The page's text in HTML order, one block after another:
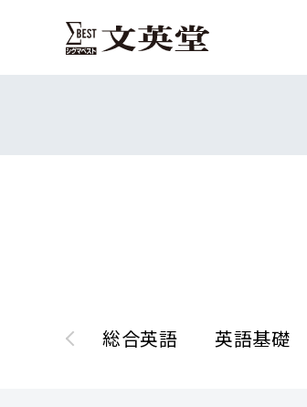
総合英語 英語基礎